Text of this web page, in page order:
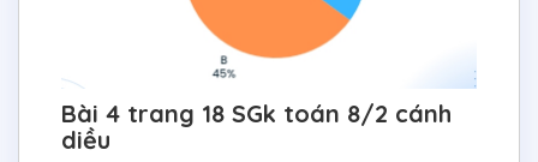
Bài 4 trang 18 SGk toán 8/2 cánh
diều